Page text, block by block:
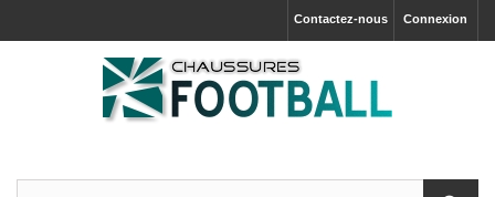
Connexion
Contactez-nous